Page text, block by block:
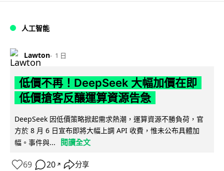
人工智能
Lawton 1 日
低價不再！DeepSeek 大幅加價在即
低價搶客反釀運算資源告急
DeepSeek 因低價策略掀起需求熱潮，運算資源不勝負荷，官
方於 8 月 6 日宣布即將大幅上調 API 收費，惟未公布具體加
幅。事件與...
閱讀全文
69 20 ↗ 分享